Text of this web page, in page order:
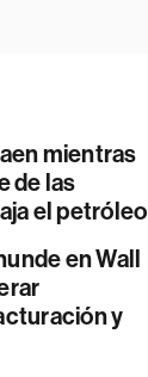
mientras
de las
el petróleo
en Wall
y